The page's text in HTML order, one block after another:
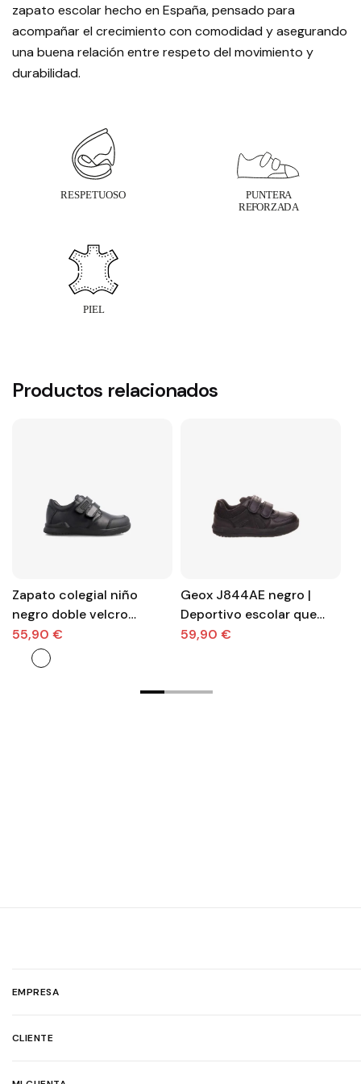
zapato escolar hecho en España, pensado para
acompañar el crecimiento con comodidad y asegurando
una buena relación entre respeto del movimiento y
durabilidad.
Productos relacionados
Zapato colegial niño
negro doble velcro
Biomecanics
55,90 €
Geox J844AE negro |
Deportivo escolar que
respira
59,90 €
EMPRESA
CLIENTE